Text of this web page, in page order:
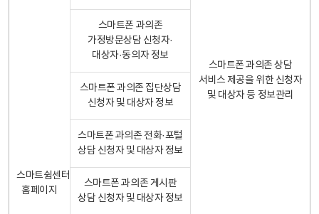
스마트쉼센터
홈페이지
스마트폰 과의존 상담
서비스 제공을 위한 신청자
및 대상자 등 정보관리
스마트폰 과의존
가정방문상담 신청자·
대상자·동의자 정보
스마트폰 과의존 집단상담
신청자 및 대상자 정보
스마트폰 과의존 전화·포털
상담 신청자 및 대상자 정보
스마트폰 과의존 게시판
상담 신청자 및 대상자 정보